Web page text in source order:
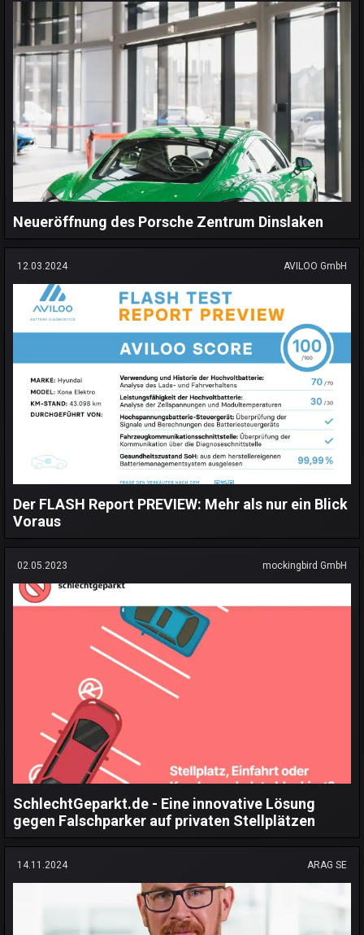
Neueröffnung des Porsche Zentrum Dinslaken
12.03.2024 AVILOO GmbH
Der FLASH Report PREVIEW: Mehr als nur ein Blick
Voraus
02.05.2023 mockingbird GmbH
SchlechtGeparkt.de - Eine innovative Lösung
gegen Falschparker auf privaten Stellplätzen
14.11.2024 ARAG SE